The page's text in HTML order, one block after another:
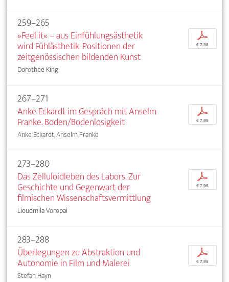
259–265
»Feel it« – aus Einfühlungsästhetik
wird Fühlästhetik. Positionen der
zeitgenössischen bildenden Kunst
Dorothée King
p
€ 7,95
267–271
Anke Eckardt im Gespräch mit Anselm
Franke. Boden/Bodenlosigkeit
Anke Eckardt, Anselm Franke
p
€ 7,95
273–280
Das Zelluloidleben des Labors. Zur
Geschichte und Gegenwart der
filmischen Wissenschaftsvermittlung
Lioudmila Voropai
p
€ 7,95
283–288
Überlegungen zu Abstraktion und
Autonomie in Film und Malerei
Stefan Hayn
p
€ 7,95